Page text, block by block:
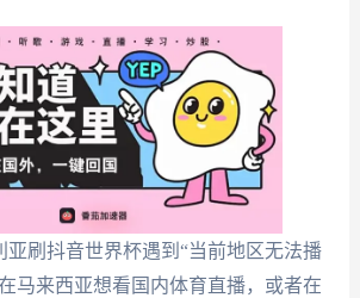
亚刷抖音世界杯遇到“当前地区无法播
马来西亚想看国内体育直播，或者在